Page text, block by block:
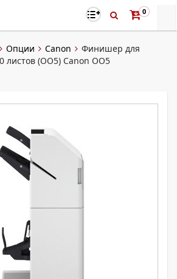
0
Опции Canon
Финишер для
листов (OO5) Canon OO5